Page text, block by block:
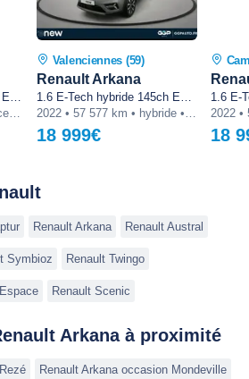
1.3 TCe mild hybrid 140ch Equilibre EDC -22
2023 • 48 368 km • essence • automatique
Valenciennes (59)
Renault Arkana
1.6 E-Tech hybride 145ch Evolution -22
2022 • 57 577 km • hybride • automatique
18 999€ 18
Renault Arkana Renault Austral
Symbioz Renault Twingo
Renault Scenic
Arkana à proximité
Renault Arkana occasion Mondeville